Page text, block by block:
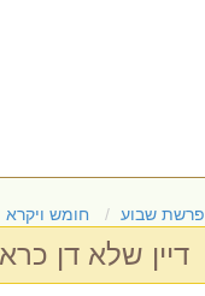
פרשת שבוע חומש ויקרא
דיין שלא דן